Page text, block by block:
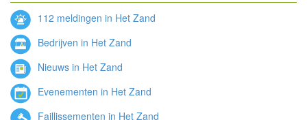
112 meldingen in Het Zand
Bedrijven in Het Zand
Nieuws in Het Zand
Evenementen in Het Zand
Faillissementen in Het Zand